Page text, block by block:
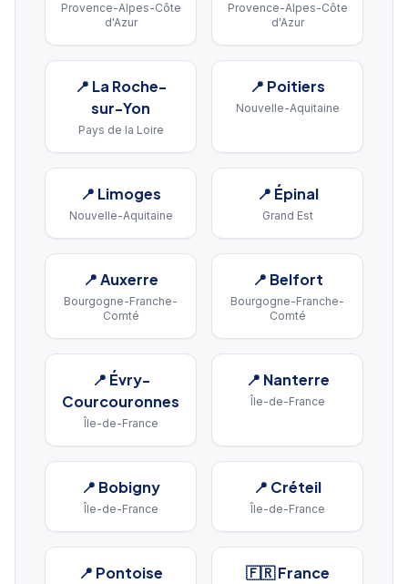
Provence-Alpes-Côte
d'Azur
Provence-Alpes-Côte
d'Azur
📍 La Roche-
sur-Yon
Pays de la Loire
📍 Poitiers
Nouvelle-Aquitaine
📍 Limoges
Nouvelle-Aquitaine
📍 Épinal
Grand Est
📍Auxerre
Bourgogne-Franche-
Comté
📍 Belfort
Bourgogne-Franche-
Comté
📍 Évry-
Courcouronnes
Île-de-France
📍 Nanterre
Île-de-France
📍 Bobigny
Île-de-France
📍 Créteil
Île-de-France
📍 Pontoise
🇫🇷 France